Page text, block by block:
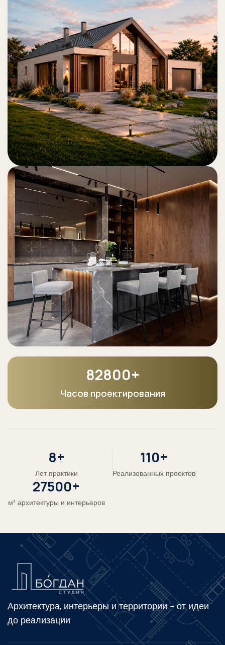
125700+
Часов проектирования
12+
Лет практики
167+
Реализованных проектов
41800+
м² архитектуры и интерьеров
Архитектура, интерьеры и территории - от идеи
до реализации